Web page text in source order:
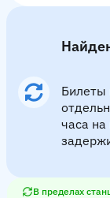
Билеты
часа на
В пределах